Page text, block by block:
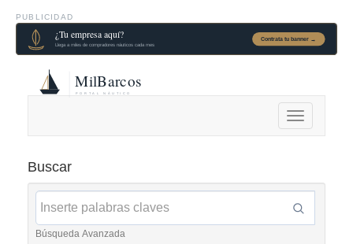
PUBLICIDAD
Alternar
navegación
Buscar
Búsqueda Avanzada